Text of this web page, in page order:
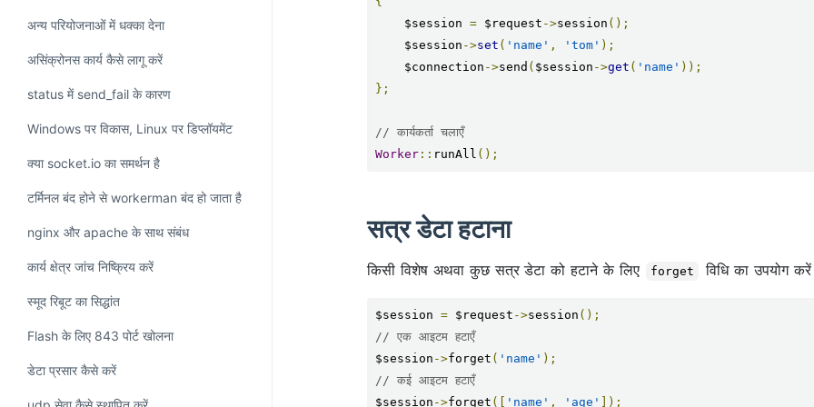
अन्य परियोजनाओं में धक्का देना
असिंक्रोनस कार्य कैसे लागू करें
status में send_fail के कारण
Windows पर विकास, Linux पर डिप्लॉयमेंट
क्या socket.io का समर्थन है
टर्मिनल बंद होने से workerman बंद हो जाता है
nginx और apache के साथ संबंध
कार्य क्षेत्र जांच निष्क्रिय करें
स्मूद रिबूट का सिद्धांत
Flash के लिए 843 पोर्ट खोलना
डेटा प्रसार कैसे करें
    $session
= $request ->session ();
    $session
->set ( 'name' , 'tom' );
    $connection
->send ( $session ->get ( 'name' ));
};
// कार्यकर्ता चलाएँ
Worker :: runAll ();
सत्र डेटा हटाना
किसी विशेष अथवा कुछ सत्र डेटा को हटाने के लिए forget विधि का उपयोग
$session = $request ->session ();
// एक आइटम हटाएँ
$session ->forget ( 'name' );
// कई आइटम हटाएँ
$session ->forget ([ 'name' , 'age' ]);